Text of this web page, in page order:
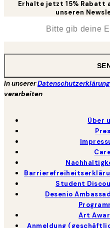
Erhalte jetzt 15% Rabatt
unseren
In unsererDatenschutzerklärung
verarbeiten
Über
Student
Desenio
Art
Anmeldung